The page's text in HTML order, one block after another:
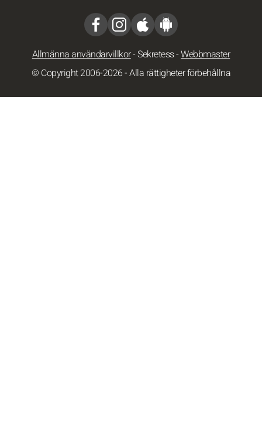
Allmänna användarvillkor-Sekretess-Webbmaster
© Copyright 2006-2026 - Alla rättigheter förbehållna